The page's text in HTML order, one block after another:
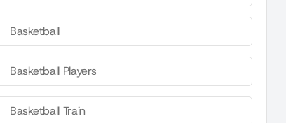
Basketball
Basketball Players
Basketball Train